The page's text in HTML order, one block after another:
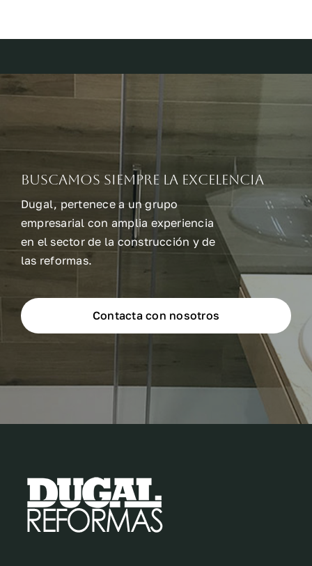
Buscamos siempre la excelencia
Dugal, pertenece a un grupo
empresarial con amplia experiencia
en el sector de la construcción y de
las reformas.
Contacta con nosotros